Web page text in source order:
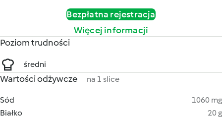
Bezpłatna rejestracja
Więcej informacji
Poziom trudności
średni
Wartości odżywcze na 1 slice
Sód
1060 mg
Białko
20 g